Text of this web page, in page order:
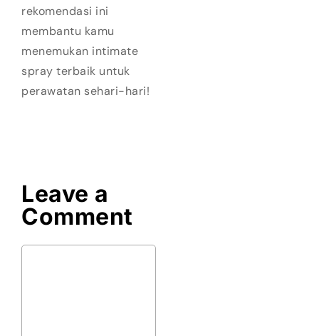
rekomendasi ini
membantu kamu
menemukan intimate
spray terbaik untuk
perawatan sehari-hari!
Leave a
Comment